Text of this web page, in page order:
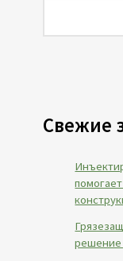
Свежие
решение